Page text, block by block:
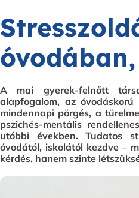
A mai gyerek-felnőtt
alapfogalom, az
mindennapi pörgés, a
pszichés-mentális
utóbbi években. Tudatos
óvodától, iskolától kezdve –
kérdés, hanem szinte